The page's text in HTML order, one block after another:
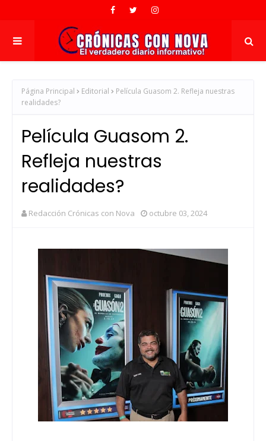
Página Principal Editorial
Película Guasom 2. Refleja nuestras
realidades?
Película Guasom 2.
Refleja nuestras
realidades?
Redacción Crónicas con Nova octubre 03, 2024